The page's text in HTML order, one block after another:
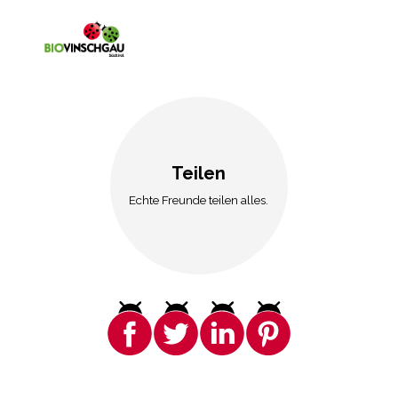
Teilen
Echte Freunde teilen alles.